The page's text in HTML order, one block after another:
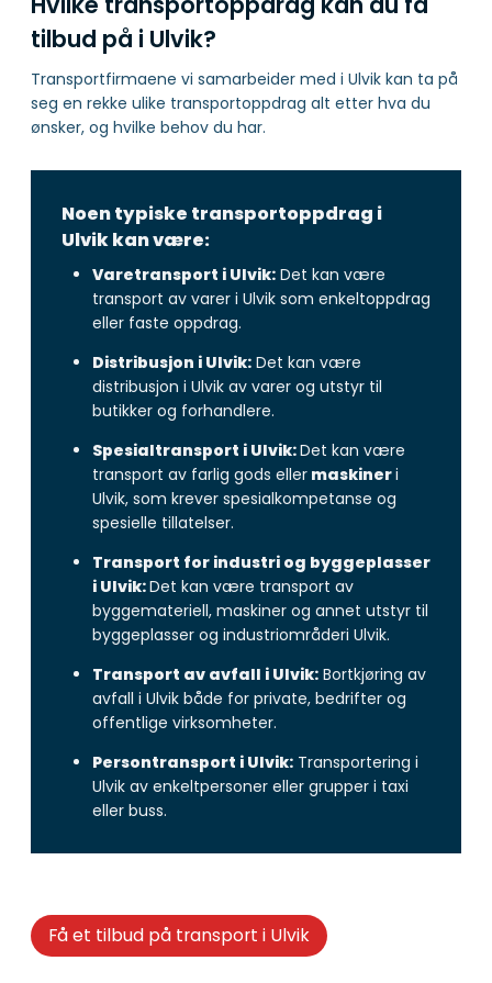
tilbud på i Ulvik?
Transportfirmaene vi samarbeider med i Ulvik kan ta på
seg en rekke ulike transportoppdrag alt etter hva du
ønsker, og hvilke behov du har.
Noen typiske transportoppdrag i
Ulvik kan være:
Varetransport i Ulvik: Det kan være
transport av varer i Ulvik som enkeltoppdrag
eller faste oppdrag.
Distribusjon i Ulvik: Det kan være
distribusjon i Ulvik av varer og utstyr til
butikker og forhandlere.
Spesialtransport i Ulvik:Det kan være
transport av farlig gods eller maskineri
Ulvik, som krever spesialkompetanse og
spesielle tillatelser.
Transport for industri og byggeplasser
i Ulvik:Det kan være transport av
byggemateriell, maskiner og annet utstyr til
byggeplasser og industriområderi Ulvik.
Transport av avfall i Ulvik: Bortkjøring av
avfall i Ulvik både for private, bedrifter og
offentlige virksomheter.
Persontransport i Ulvik: Transportering i
Ulvik av enkeltpersoner eller grupper i taxi
eller buss.
Få et tilbud på transport i Ulvik